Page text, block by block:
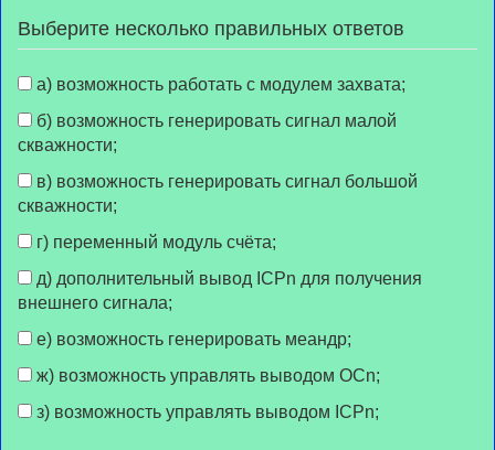
Выберите несколько правильных ответов
а) возможность работать с модулем захвата;
скважности;
скважности;
г) переменный модуль счёта;
внешнего сигнала;
е) возможность генерировать меандр;
ж) возможность управлять выводом OCn;
з) возможность управлять выводом ICPn;